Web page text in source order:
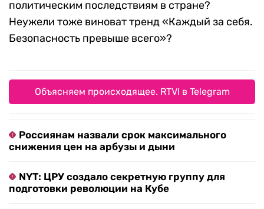
политическим последствиям в стране?
Неужели тоже виноват тренд «Каждый за себя.
Безопасность превыше всего»?
Объясняем происходящее. RTVI в Telegram
Россиянам назвали срок максимального
снижения цен на арбузы и дыни
NYT: ЦРУ создало секретную группу для
подготовки революции на Кубе